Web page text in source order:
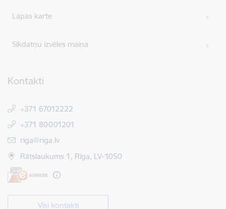
Lapas karte
Sīkdatņu izvēles maiņa
Kontakti
+371 67012222
+371 80001201
E-pasts:
riga@riga.lv
Rātslaukums 1, Rīga, LV-1050
Visi kontakti